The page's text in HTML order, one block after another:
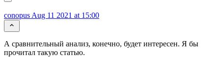
conopus Aug 11 2021 at 15:00
А сравнительный анализ, конечно, будет интересен. Я бы
прочитал такую статью.